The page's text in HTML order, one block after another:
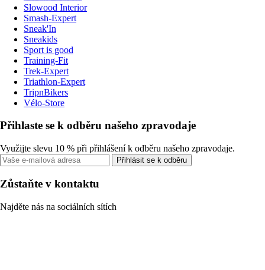
Slowood Interior
Smash-Expert
Sneak'In
Sneakids
Sport is good
Training-Fit
Trek-Expert
Triathlon-Expert
TripnBikers
Vélo-Store
Přihlaste se k odběru našeho zpravodaje
Využijte slevu 10 % při přihlášení k odběru našeho zpravodaje.
Přihlásit se k odběru
Zůstaňte v kontaktu
Najděte nás na sociálních sítích